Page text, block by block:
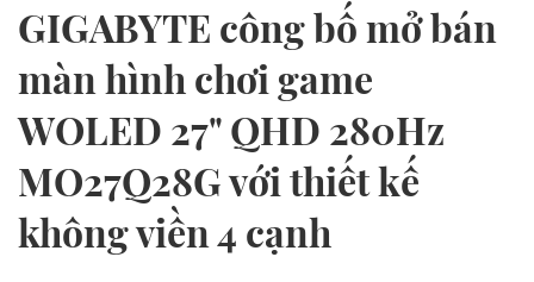
GIGABYTE công bố mở bán
màn hình chơi game
WOLED 27" QHD 280Hz
MO27Q28G với thiết kế
không viền 4 cạnh